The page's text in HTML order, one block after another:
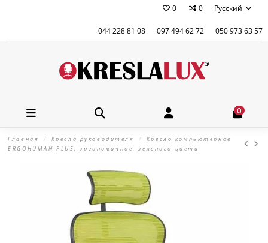
0 0 Русский
044 228 81 08 097 494 62 72 050 973 63 57
0
Главная Кресла руководителя
Кресло компьютерное
ERGOHUMAN PLUS, эргономичное, зеленого цвета